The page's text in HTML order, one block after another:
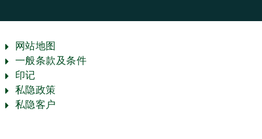
网站地图
一般条款及条件
印记
私隐政策
私隐客户